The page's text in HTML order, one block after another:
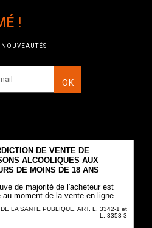
!
OK
DE VENTE DE
ALCOOLIQUES AUX
DE MOINS DE 18 ANS
de majorité de l'acheteur est
au moment de la vente en ligne
LA SANTE PUBLIQUE, ART. L. 3342-1 et
L. 3353-3